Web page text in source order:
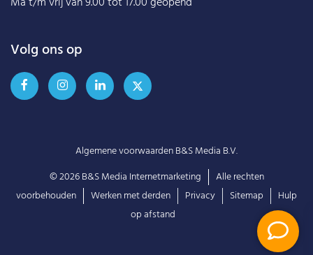
Volg ons op
Algemene voorwaarden B&S Media B.V.
© 2026B&S Media Internetmarketing
Alle rechten
voorbehouden
Werken met derden Privacy Sitemap
Hulp
op afstand